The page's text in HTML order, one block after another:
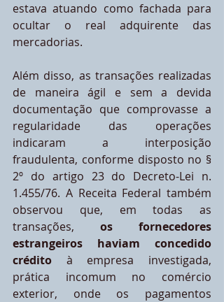
estava atuando como fachada para
ocultar o real adquirente das
mercadorias.
Além disso, as transações realizadas
de maneira ágil e sem a devida
documentação que comprovasse a
regularidade das operações
indicaram a interposição
fraudulenta, conforme disposto no §
2º do artigo 23 do Decreto-Lei n.
1.455/76. A Receita Federal também
observou que, em todas as
transações, os fornecedores
estrangeiros haviam concedido
crédito à empresa investigada,
prática incomum no comércio
exterior, onde os pagamentos